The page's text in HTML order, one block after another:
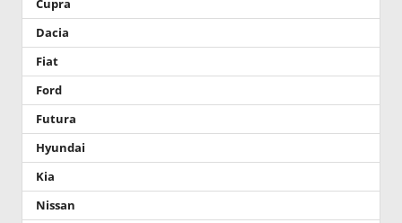
Cupra
Dacia
Fiat
Ford
Futura
Hyundai
Kia
Nissan